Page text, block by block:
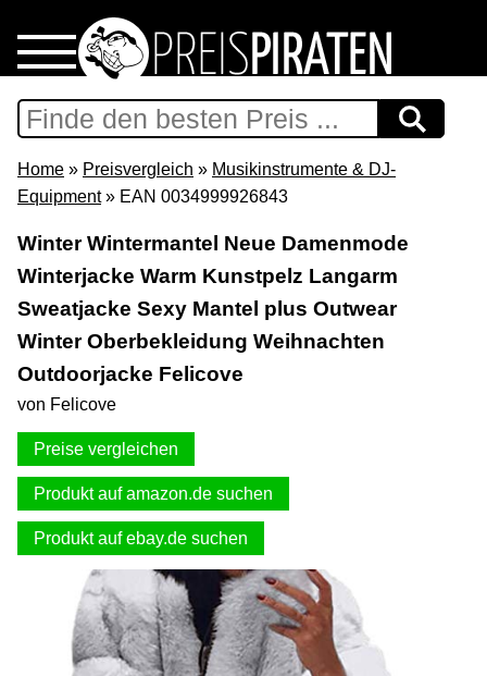
Home
Download
Support & Newsletter
Presse
Datenschutz
Impressum
Home » Preisvergleich » Musikinstrumente & DJ-
Equipment» EAN 0034999926843
Winter Wintermantel Neue Damenmode
Winterjacke Warm Kunstpelz Langarm
Sweatjacke Sexy Mantel plus Outwear
Winter Oberbekleidung Weihnachten
Outdoorjacke Felicove
von Felicove
Preise vergleichen
Produkt auf amazon.de suchen
Produkt auf ebay.de suchen